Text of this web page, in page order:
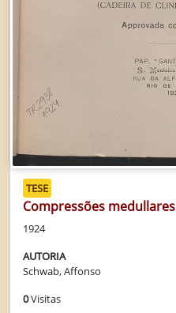
TESE
Compressões medullares
1924
AUTORIA
Schwab, Affonso
0Visitas